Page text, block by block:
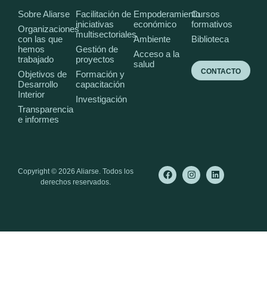
Sobre Aliarse
Organizaciones
con las que
hemos
trabajado
Objetivos de
Desarrollo
Interior
Transparencia
e informes
Facilitación de
iniciativas
multisectoriales
Gestión de
proyectos
Formación y
capacitación
Investigación
Empoderamiento
económico
Ambiente
Acceso a la
salud
Cursos
formativos
Biblioteca
CONTACTO
Copyright © 2026 Aliarse. Todos los
derechos reservados.